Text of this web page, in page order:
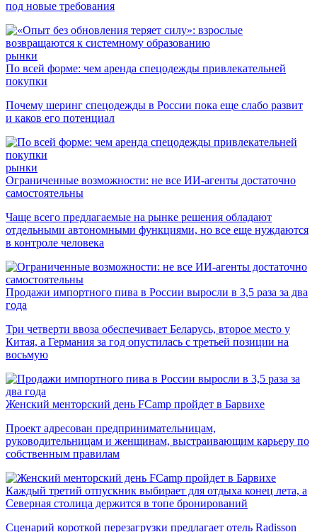
под новые требования
рынки
По всей форме: чем аренда спецодежды привлекательней
покупки
Почему шеринг спецодежды в России пока еще слабо развит
и каков его потенциал
рынки
Ограниченные возможности: не все ИИ-агенты достаточно
самостоятельны
Чаще всего предлагаемые на рынке решения обладают
отдельными автономными функциями, но все еще нуждаются
в контроле человека
Продажи импортного пива в России выросли в 3,5 раза за два
года
Три четверти ввоза обеспечивает Беларусь, второе место у
Китая, а Германия за год опустилась с третьей позиции на
восьмую
Женский менторский день FCamp пройдет в Барвихе
Проект адресован предпринимательницам,
руководительницам и женщинам, выстраивающим карьеру по
собственным правилам
Каждый третий отпускник выбирает для отдыха конец лета, а
Северная столица держится в топе бронирований
Сценарий короткой перезагрузки предлагает отель Radisson